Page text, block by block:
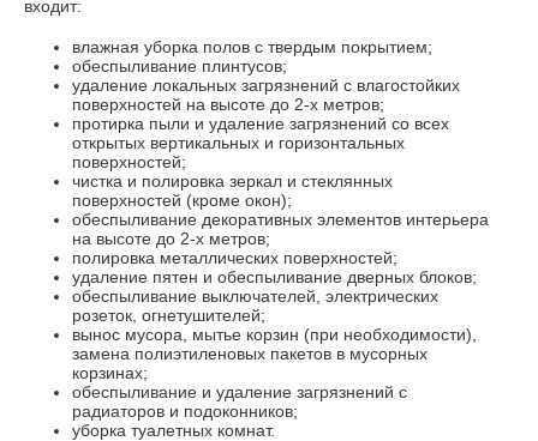
входит:
влажная уборка полов с твердым покрытием;
обеспыливание плинтусов;
удаление локальных загрязнений с влагостойких
поверхностей на высоте до 2-х метров;
протирка пыли и удаление загрязнений со всех
открытых вертикальных и горизонтальных
поверхностей;
чистка и полировка зеркал и стеклянных
поверхностей (кроме окон);
обеспыливание декоративных элементов интерьера
на высоте до 2-х метров;
полировка металлических поверхностей;
удаление пятен и обеспыливание дверных блоков;
обеспыливание выключателей, электрических
розеток, огнетушителей;
вынос мусора, мытье корзин (при необходимости),
замена полиэтиленовых пакетов в мусорных
корзинах;
обеспыливание и удаление загрязнений с
радиаторов и подоконников;
уборка туалетных комнат.